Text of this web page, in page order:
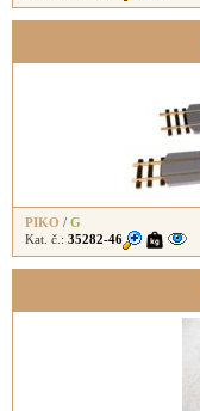
PIKO / G
Kat. č.: 35282-46